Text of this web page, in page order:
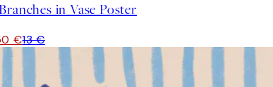
in Vase Poster
€13 €